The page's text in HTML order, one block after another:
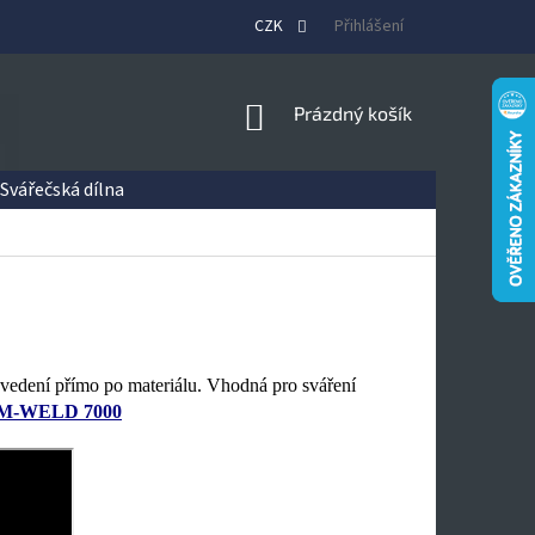
CZK Přihlášení
NÁKUPNÍ
Prázdný košík
Svářečská dílna
přímo po materiálu. Vhodná pro sváření
WELD 7000